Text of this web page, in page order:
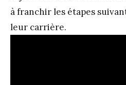
à franchir les étapes
leur carrière.